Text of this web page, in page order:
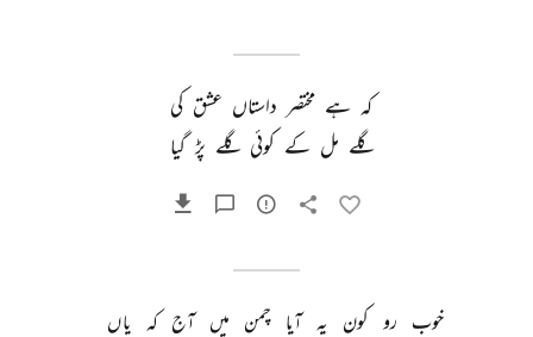
کہ ہے مختصر داستاں عشق کی
گلے مل کے کوئی گلے پڑ گیا
خوب رو کون یہ آیا چمن میں آج کہ
یاں